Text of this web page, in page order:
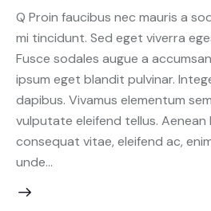
Q Proin faucibus nec mauris a
mi tincidunt. Sed eget viverra
Fusce sodales augue a
ipsum eget blandit pulvinar.
dapibus. Vivamus elementum
vulputate eleifend tellus.
consequat vitae, eleifend ac,
unde…